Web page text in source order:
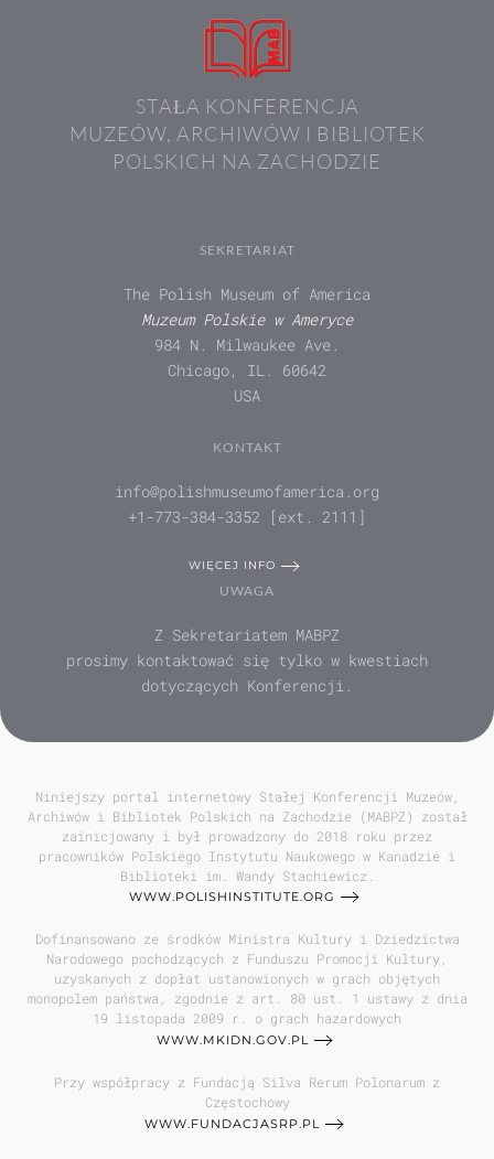
STAŁA KONFERENCJA
MUZEÓW, ARCHIWÓW I BIBLIOTEK
POLSKICH NA ZACHODZIE
SEKRETARIAT
The Polish Museum of America
Muzeum Polskie w Ameryce
984 N. Milwaukee Ave.
Chicago, IL. 60642
USA
KONTAKT
info@polishmuseumofamerica.org
+1-773-384-3352 [ext. 2111]
WIĘCEJ INFO
UWAGA
Z Sekretariatem MABPZ
prosimy kontaktować się tylko w kwestiach
dotyczących Konferencji.
Niniejszy portal internetowy Stałej Konferencji Muzeów,
Archiwów i Bibliotek Polskich na Zachodzie (MABPZ) został
zainicjowany i był prowadzony do 2018 roku przez
pracowników Polskiego Instytutu Naukowego w Kanadzie i
Biblioteki im. Wandy Stachiewicz.
WWW.POLISHINSTITUTE.ORG
Dofinansowano ze środków Ministra Kultury i Dziedzictwa
Narodowego pochodzących z Funduszu Promocji Kultury,
uzyskanych z dopłat ustanowionych w grach objętych
monopolem państwa, zgodnie z art. 80 ust. 1 ustawy z dnia
19 listopada 2009 r. o grach hazardowych
WWW.MKIDN.GOV.PL
Przy współpracy z Fundacją Silva Rerum Polonarum z
Częstochowy
WWW.FUNDACJASRP.PL